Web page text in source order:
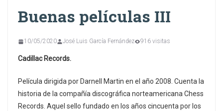
Buenas películas III
10/05/2020 José Luis García Fernández 916 visitas
Cadillac Records.
Película dirigida por Darnell Martin en el año 2008. Cuenta la
historia de la compañía discográfica norteamericana Chess
Records. Aquel sello fundado en los años cincuenta por los